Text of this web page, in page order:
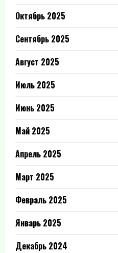
Октябрь 2025
Сентябрь 2025
Август 2025
Июль 2025
Июнь 2025
Май 2025
Апрель 2025
Март 2025
Февраль 2025
Январь 2025
Декабрь 2024